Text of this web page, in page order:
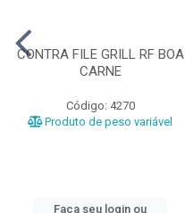
CONTRA FILE GRILL RF BOA
CARNE
Código: 4270
Produto de peso variável
Faça seu login ou